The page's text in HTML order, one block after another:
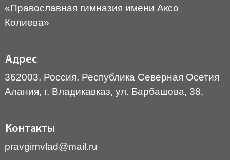
«Православная гимназия имени Аксо
Колиева»
Адрес
362003, Россия, Республика Северная Осетия
Алания, г. Владикавказ, ул. Барбашова, 38,
Контакты
pravgimvlad@mail.ru